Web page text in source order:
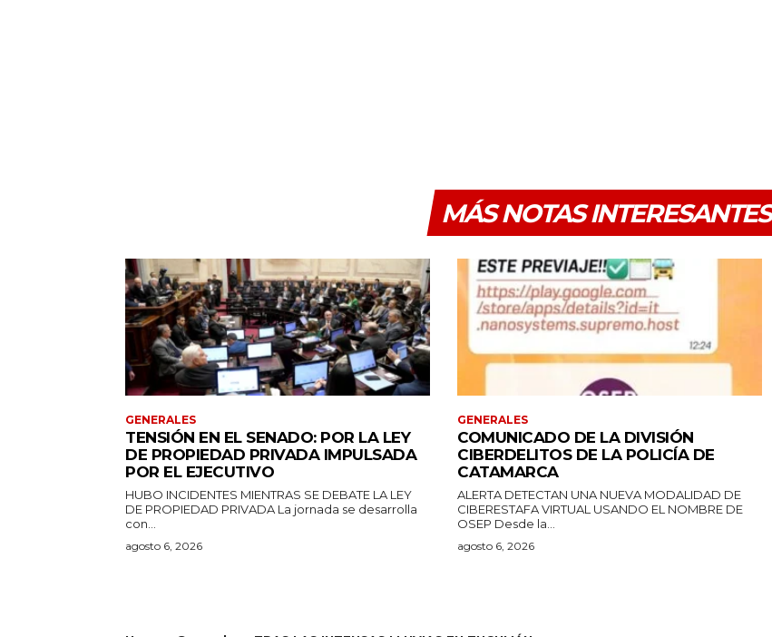
MÁS NOTAS INTERESANTES
GENERALES
TENSIÓN EN EL SENADO: POR LA LEY
DE PROPIEDAD PRIVADA IMPULSADA
POR EL EJECUTIVO
HUBO INCIDENTES MIENTRAS SE DEBATE LA LEY
DE PROPIEDAD PRIVADA La jornada se desarrolla
con...
agosto 6, 2026
GENERALES
COMUNICADO DE LA DIVISIÓN
CIBERDELITOS DE LA POLICÍA DE
CATAMARCA
ALERTA DETECTAN UNA NUEVA MODALIDAD DE
CIBERESTAFA VIRTUAL USANDO EL NOMBRE DE
OSEP Desde la...
agosto 6, 2026